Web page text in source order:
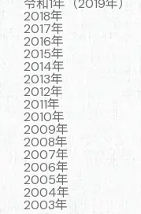
2018年
2017年
2016年
2015年
2014年
2013年
2012年
2011年
2010年
2009年
2008年
2007年
2006年
2005年
2004年
2003年